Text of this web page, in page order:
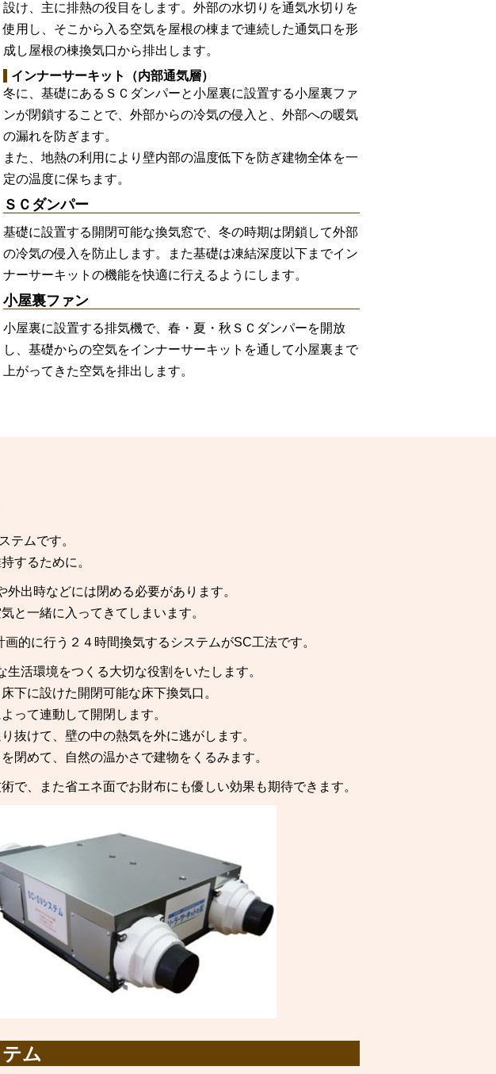
設け、主に排熱の役目をします。外部の水切りを通気水切りを
使用し、そこから入る空気を屋根の棟まで連続した通気口を形
成し屋根の棟換気口から排出します。
インナーサーキット（内部通気層）
冬に、基礎にあるＳＣダンパーと小屋裏に設置する小屋裏ファ
ンが閉鎖することで、外部からの冷気の侵入と、外部への暖気
の漏れを防ぎます。
また、地熱の利用により壁内部の温度低下を防ぎ建物全体を一
定の温度に保ちます。
ＳＣダンパー
基礎に設置する開閉可能な換気窓で、冬の時期は閉鎖して外部
の冷気の侵入を防止します。また基礎は凍結深度以下までイン
ナーサーキットの機能を快適に行えるようにします。
小屋裏ファン
小屋裏に設置する排気機で、春・夏・秋ＳＣダンパーを開放
し、基礎からの空気をインナーサーキットを通して小屋裏まで
上がってきた空気を排出します。
テムです。
するために。
出時などには閉める必要があります。
と一緒に入ってきてしまいます。
的に行う２４時間換気するシステムがSC工法です。
活環境をつくる大切な役割をいたします。
下に設けた開閉可能な床下換気口。
って連動して開閉します。
抜けて、壁の中の熱気を外に逃がします。
閉めて、自然の温かさで建物をくるみます。
で、また省エネ面でお財布にも優しい効果も期待できます。
ム